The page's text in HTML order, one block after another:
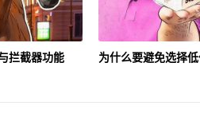
拦截器功能 为什么要避免选择